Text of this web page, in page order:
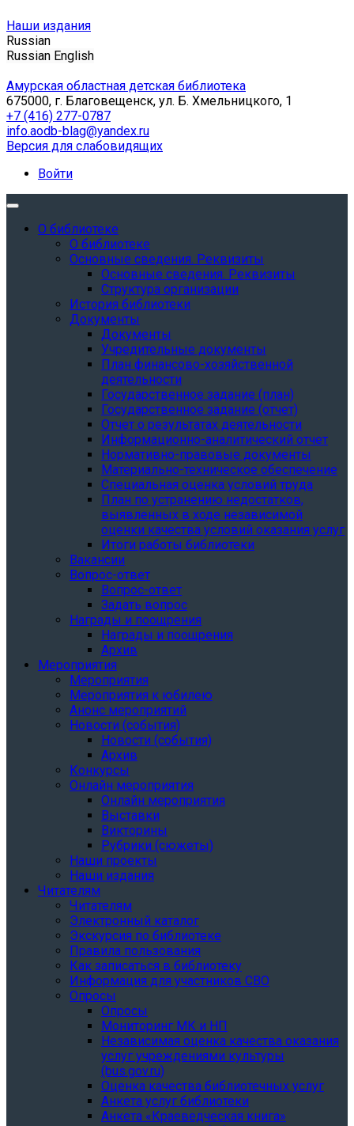
Наши издания
Russian
Russian English
Амурская областная детская библиотека
675000, г. Благовещенск, ул. Б. Хмельницкого, 1
+7 (416) 277-0787
info.aodb-blag@yandex.ru
Версия для слабовидящих
Войти
О библиотеке
О библиотеке
Основные сведения. Реквизиты
Основные сведения. Реквизиты
Структура организации
История библиотеки
Документы
Документы
Учредительные документы
План финансово-хозяйственной
деятельности
Государственное задание (план)
Государственное задание (отчет)
Отчет о результатах деятельности
Информационно-аналитический отчет
Нормативно-правовые документы
Материально-техническое обеспечение
Специальная оценка условий труда
План по устранению недостатков,
выявленных в ходе независимой
оценки качества условий оказания услуг
Итоги работы библиотеки
Вакансии
Вопрос-ответ
Вопрос-ответ
Задать вопрос
Награды и поощрения
Награды и поощрения
Архив
Мероприятия
Мероприятия
Мероприятия к юбилею
Анонс мероприятий
Новости (события)
Новости (события)
Архив
Конкурсы
Онлайн мероприятия
Онлайн мероприятия
Выставки
Викторины
Рубрики (сюжеты)
Наши проекты
Наши издания
Читателям
Читателям
Электронный каталог
Экскурсия по библиотеке
Правила пользования
Как записаться в библиотеку
Информация для участников СВО
Опросы
Опросы
Мониторинг МК и НП
Независимая оценка качества оказания
услуг учреждениями культуры
(bus.gov.ru)
Оценка качества библиотечных услуг
Анкета услуг библиотеки
Анкета «Краеведческая книга»